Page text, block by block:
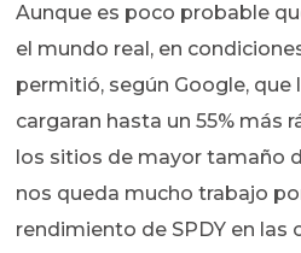
Aunque es poco probable
el mundo real, en
permitió, según Google, que
cargaran hasta un 55% más
los sitios de mayor tamaño
nos queda mucho trabajo
rendimiento de SPDY en las